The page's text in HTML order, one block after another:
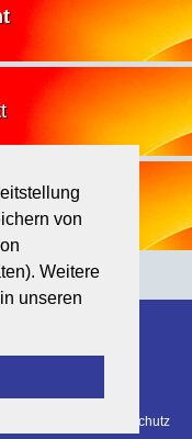
von
Weitere
unseren
Datenschutz